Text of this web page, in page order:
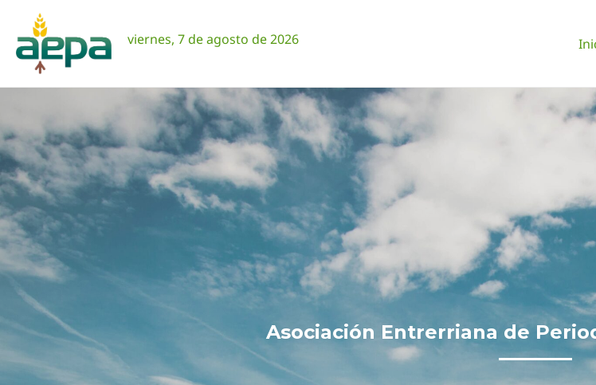
contenido
viernes, 7 de agosto de 2026
Asociación Entrerriana de